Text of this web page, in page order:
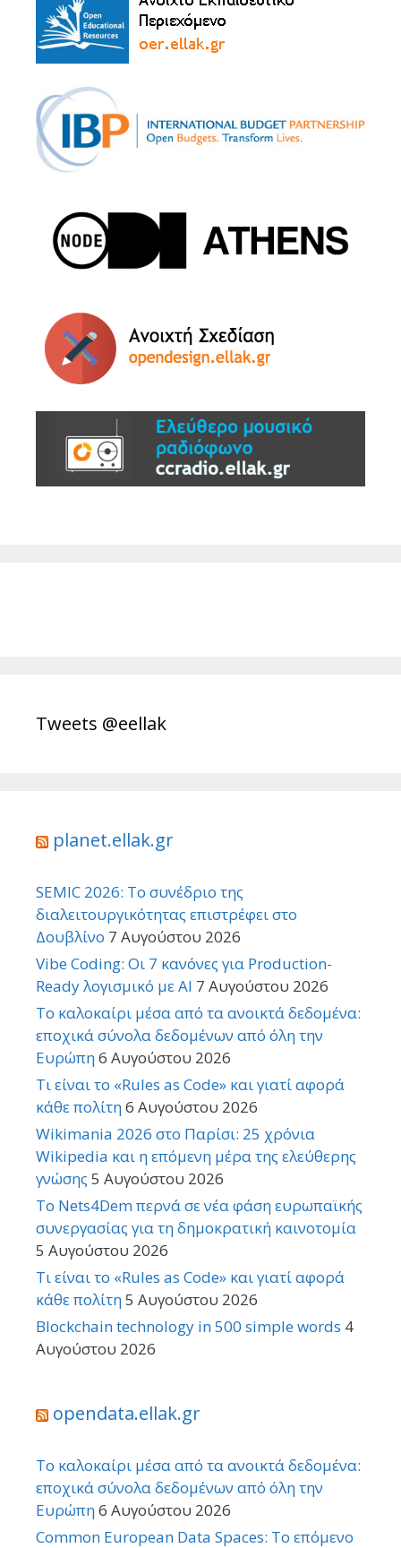
Tweets @eellak
planet.ellak.gr
SEMIC 2026: Το συνέδριο της
διαλειτουργικότητας επιστρέφει στο
Δουβλίνο 7 Αυγούστου 2026
Vibe Coding: Οι 7 κανόνες για Production-
Ready λογισμικό με AI 7 Αυγούστου 2026
Το καλοκαίρι μέσα από τα ανοικτά δεδομένα:
εποχικά σύνολα δεδομένων από όλη την
Ευρώπη6 Αυγούστου 2026
Τι είναι το «Rules as Code» και γιατί αφορά
κάθε πολίτη6 Αυγούστου 2026
Wikimania 2026 στο Παρίσι: 25 χρόνια
Wikipedia και η επόμενη μέρα της ελεύθερης
γνώσης 5 Αυγούστου 2026
Το Nets4Dem περνά σε νέα φάση ευρωπαϊκής
συνεργασίας για τη δημοκρατική καινοτομία
5 Αυγούστου 2026
Τι είναι το «Rules as Code» και γιατί αφορά
κάθε πολίτη5 Αυγούστου 2026
Blockchain technology in 500 simple words 4
Αυγούστου 2026
opendata.ellak.gr
Το καλοκαίρι μέσα από τα ανοικτά δεδομένα:
εποχικά σύνολα δεδομένων από όλη την
Ευρώπη6 Αυγούστου 2026
Common European Data Spaces: Το επόμενο